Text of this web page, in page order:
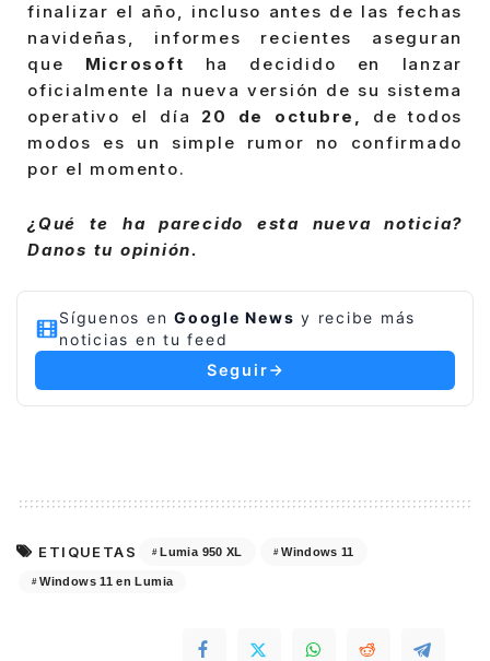
finalizar el año, incluso antes de las fechas
navideñas, informes recientes aseguran
que Microsoft ha decidido en lanzar
oficialmente la nueva versión de su sistema
operativo el día 20 de octubre, de todos
modos es un simple rumor no confirmado
por el momento.
¿Qué te ha parecido esta nueva noticia?
Danos tu opinión.
Síguenos en Google News y recibe más
noticias en tu feed
Seguir
ETIQUETAS Lumia 950 XL Windows 11
Windows 11 en Lumia